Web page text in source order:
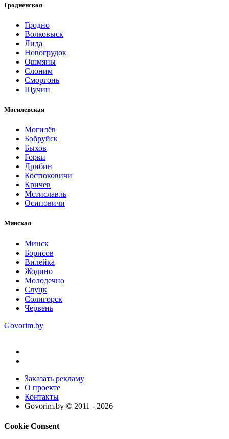
Гродненская
Гродно
Волковыск
Лида
Новогрудок
Ошмяны
Слоним
Сморгонь
Щучин
Могилевская
Могилёв
Бобруйск
Быхов
Горки
Дрибин
Костюковичи
Кричев
Мстиславль
Осиповичи
Минская
Минск
Борисов
Вилейка
Жодино
Молодечно
Слуцк
Солигорск
Червень
Govorim.by
Заказать рекламу
О проекте
Контакты
Govorim.by © 2011 - 2026
Cookie Consent